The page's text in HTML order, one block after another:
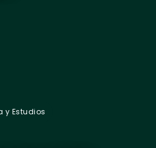
y Estudios